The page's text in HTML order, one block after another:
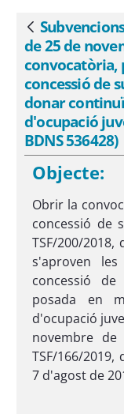
continuïtat
REFERENTS)
Vés enrere
de 25 de
convocatòria,
concessió de
donar
d'ocupació
BDNS 536428)
Objecte:
Obrir la
concessió de
TSF/200/
s'aproven
concessió
posada en
d'ocupació
novembre de
TSF/166/2019,
7 d'agost de